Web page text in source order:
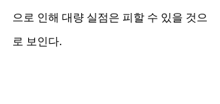
으로 인해 대량 실점은 피할 수 있을 것으
로 보인다.